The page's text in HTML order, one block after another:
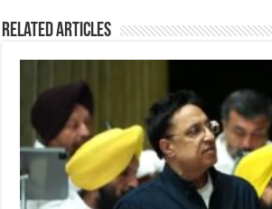
Related Articles